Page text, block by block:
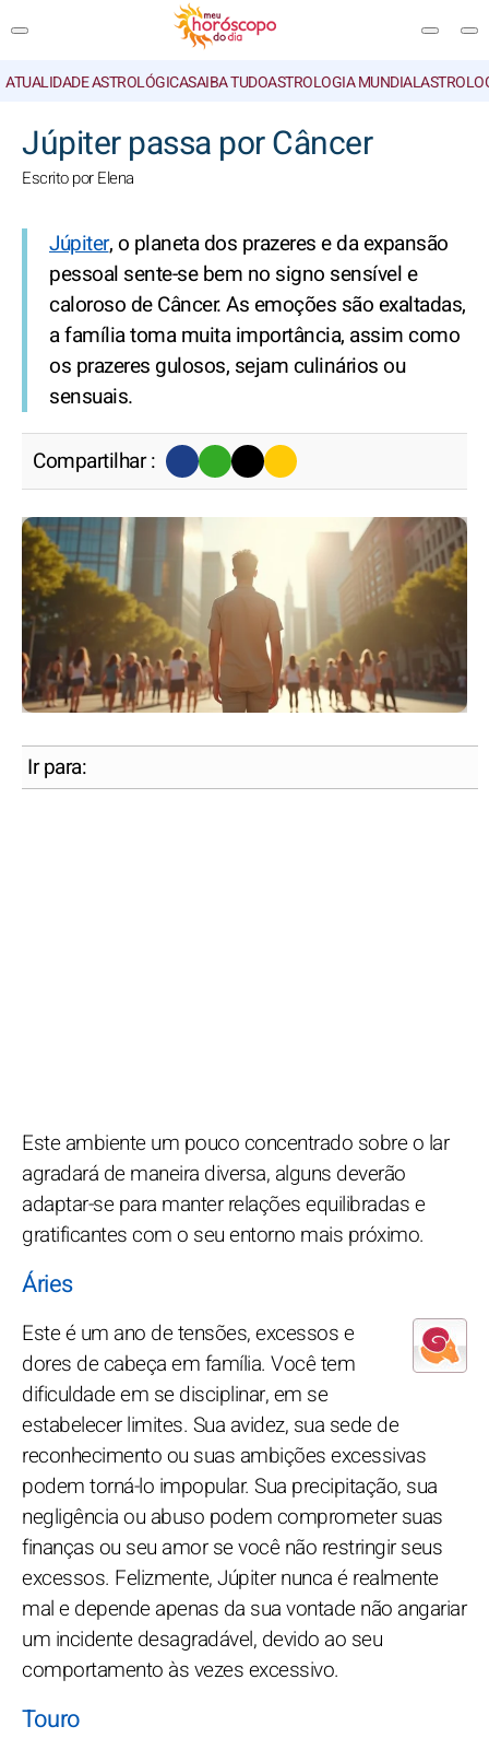
ATUALIDADE ASTROLÓGICASAIBA TUDOASTROLOGIA MUNDIAL
Júpiter passa por Câncer
Escrito por Elena
Júpiter, o planeta dos prazeres e da expansão
pessoal sente-se bem no signo sensível e
caloroso de Câncer. As emoções são exaltadas,
a família toma muita importância, assim como
os prazeres gulosos, sejam culinários ou
sensuais.
Compartilhar :
Ir para:
Este ambiente um pouco concentrado sobre o lar
agradará de maneira diversa, alguns deverão
adaptar-se para manter relações equilibradas e
gratificantes com o seu entorno mais próximo.
Áries
Este é um ano de tensões, excessos e
dores de cabeça em família. Você tem
dificuldade em se disciplinar, em se
estabelecer limites. Sua avidez, sua sede de
reconhecimento ou suas ambições excessivas
podem torná-lo impopular. Sua precipitação, sua
negligência ou abuso podem comprometer suas
finanças ou seu amor se você não restringir seus
excessos. Felizmente, Júpiter nunca é realmente
mal e depende apenas da sua vontade não angariar
um incidente desagradável, devido ao seu
comportamento às vezes excessivo.
Touro